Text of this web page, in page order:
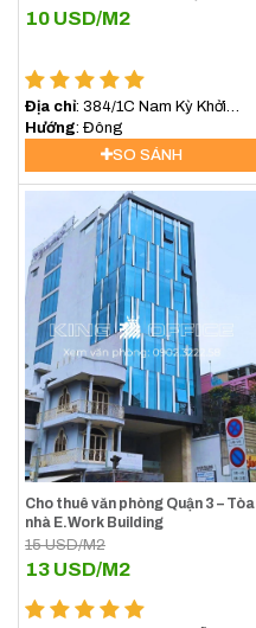
10 USD/M2
Địa chỉ: 384/1C Nam Kỳ Khởi
Nghĩa, Phường 8, Quận 3
Hướng : Đông
SO SÁNH
Cho thuê văn phòng Quận 3 – Tòa
nhà E.Work Building
15USD/M2
13 USD/M2